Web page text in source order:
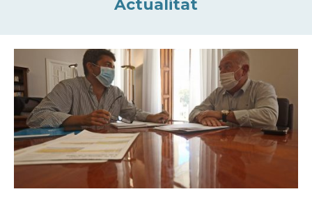
Actualitat